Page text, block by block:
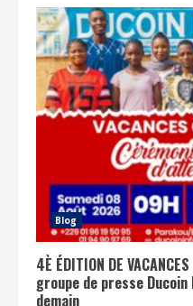
Blog
4È ÉDITION DE
groupe de presse
demain